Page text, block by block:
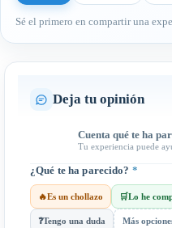
Sé el primero en compartir una
Deja tu opinión
Cuenta qué te ha
Tu experiencia puede
¿Qué te ha parecido? *
🔥Es un chollazo 🛒Lo he
❓Tengo una duda Más